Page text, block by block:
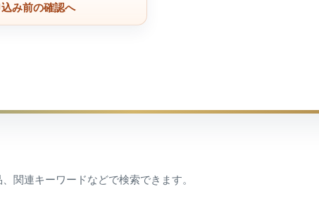
込み前の確認へ
関連キーワードなどで検索できます。